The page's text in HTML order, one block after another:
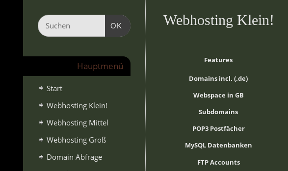
Webhosting Klein!
Features
Domains incl. (.de)
Webspace in GB
Subdomains
POP3 Postfächer
MySQL Datenbanken
FTP Accounts
OK
Hauptmenü
Start
Webhosting Klein!
Webhosting Mittel
Webhosting Groß
Domain Abfrage